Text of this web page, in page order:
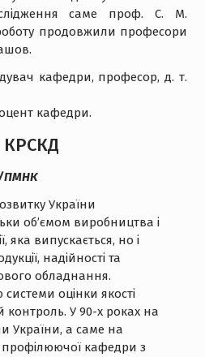
саме проф. С. М.
продовжили професори
кафедри, професор, д. т.
кафедри.
КРСКД
ПМНК
України
об’ємом виробництва і
яка випускається, но і
надійності та
обладнання.
оцінки якості
контроль. У 90-х роках на
України, а саме на
кафедри з